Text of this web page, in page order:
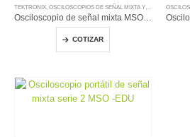
TEKTRONIX OSCILOSCOPIOS DE SEÑAL MIXTA Y DOMINIO MIXTO
COTIZAR